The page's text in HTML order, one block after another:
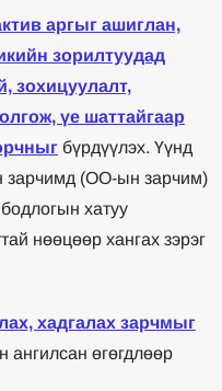
аргыг ашиглан,
зорилтуудад
зохицуулалт,
үе шаттайгаар
бүрдүүлэх. Үүнд
зарчимд (OO-ын зарчим)
хатуу
нөөцөөр хангах зэрэг
хадгалах зарчмыг
өгөгдлөөр